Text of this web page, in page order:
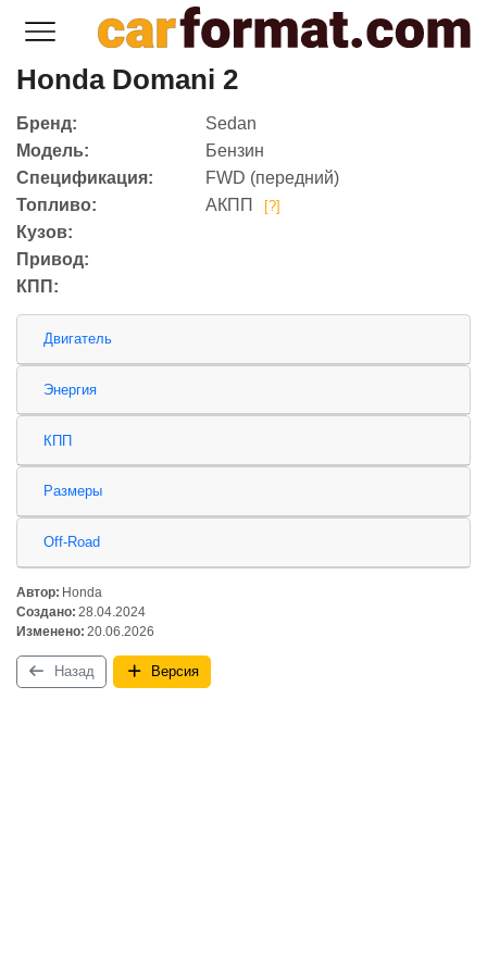
Honda Domani 2
Бренд:
Модель:
Спецификация:
Топливо:
Кузов:
Привод:
КПП:
Sedan
Бензин
FWD (передний)
АКПП
[?]
Двигатель
Энергия
КПП
Размеры
Off-Road
Автор: Honda
Создано: 28.04.2024
Изменено: 20.06.2026
Назад Версия